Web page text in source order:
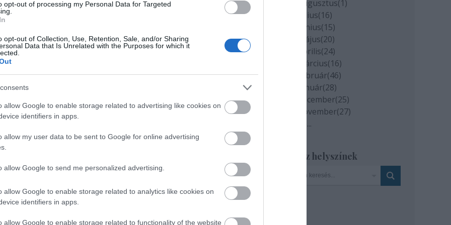
opt-out of processing my Personal Data for Targeted
opt-out of Collection, Use, Retention, Sale, and/or Sharing
Data that Is Unrelated with the Purposes for which it
allow Google to enable storage related to advertising like cookies on
identifiers in apps.
allow my user data to be sent to Google for online advertising
allow Google to send me personalized advertising.
allow Google to enable storage related to analytics like cookies on
identifiers in apps.
allow Google to enable storage related to functionality of the website
más stábbal, más partnerekkel, más rendezőkkel,
Nincsenek rám eleve kiosztott szerepek, minden
egy folyosón tucatnyian, akik ugyanarra a
tudom, hogy nem hibázhatok, hiszen egy
és már pontosan tudja, hogy én kellek-e neki, vagy
mentem azon az úton, ahol a film klasszikusai
Drakula táblája le volt jégkrémezve,
Sokkal fontosabb, hogy valóban a magunk
másokéra is. Évekkel ezelőtt egyszer nagyot
amikor odanyúlt egy kéz: segíthetek? Egy
Akkor mégis ő nyúlt utánam, és felsegített.
rosszul ítéltem meg! És ettől az apróságtól másként
léptek át rajtam, akikről azt hittem, hogy rájuk
2020 augusztus(1)
2020 július(16)
2020 június(15)
2020 május(20)
2020 április(24)
2020 március(16)
2020 február(46)
2020 január(28)
2019 december(25)
2019 november(27)
...
Szinház helyszínek